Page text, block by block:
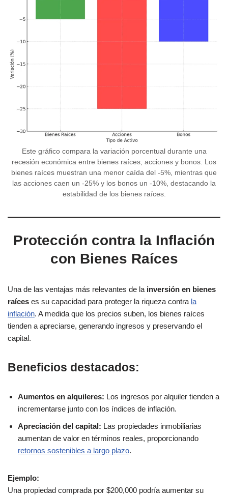
Este gráfico compara la variación porcentual durante una
recesión económica entre bienes raíces, acciones y bonos. Los
bienes raíces muestran una menor caída del -5%, mientras que
las acciones caen un -25% y los bonos un -10%, destacando la
estabilidad de los bienes raíces.
Protección contra la Inflación
con Bienes Raíces
Una de las ventajas más relevantes de la inversión en bienes
raíces es su capacidad para proteger la riqueza contra la
inflación. A medida que los precios suben, los bienes raíces
tienden a apreciarse, generando ingresos y preservando el
capital.
Beneficios destacados:
Aumentos en alquileres: Los ingresos por alquiler tienden a
incrementarse junto con los índices de inflación.
Apreciación del capital: Las propiedades inmobiliarias
aumentan de valor en términos reales, proporcionando
retornos sostenibles a largo plazo.
Ejemplo:
Una propiedad comprada por $200,000 podría aumentar su